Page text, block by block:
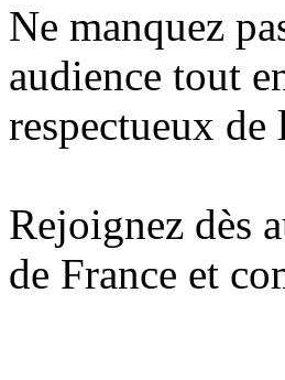
Ne manquez
audience tout
respectueux
Rejoignez dès
de France et